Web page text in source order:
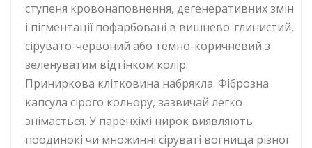
ступеня кровонаповнення, дегенеративних змін
і пігментації пофарбовані в вишнево-глинистий,
сірувато-червоний або темно-коричневий з
зеленуватим відтінком колір.
Приниркова клітковина набрякла. Фіброзна
капсула сірого кольору, зазвичай легко
знімається. У паренхімі нирок виявляють
поодинокі чи множинні сіруваті вогнища різної